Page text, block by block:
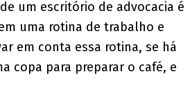
um escritório de advocacia é
uma rotina de trabalho e
em conta essa rotina, se há
copa para preparar o café, e